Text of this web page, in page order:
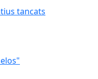
tancats